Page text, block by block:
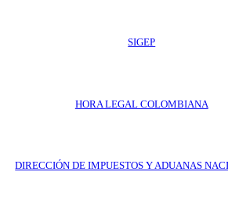
SIGEP
HORA LEGAL COLOMBIANA
DIRECCIÓN DE IMPUESTOS Y ADUANAS